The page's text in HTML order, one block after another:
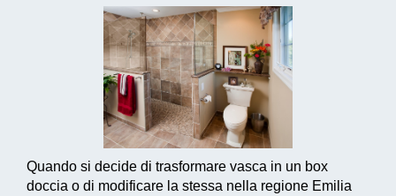
Quando si decide di trasformare vasca in un box
doccia o di modificare la stessa nella regione Emilia